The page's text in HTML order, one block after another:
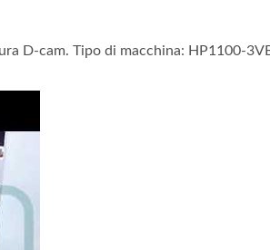
D-cam. Tipo di macchina: HP1100-